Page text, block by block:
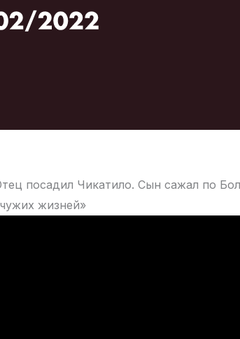
посадил Чикатило. Сын сажал по
жизней»